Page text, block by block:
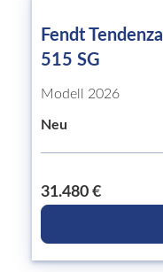
Fendt Tendenza
515 SG
Modell 2026
Neu
31.480 €